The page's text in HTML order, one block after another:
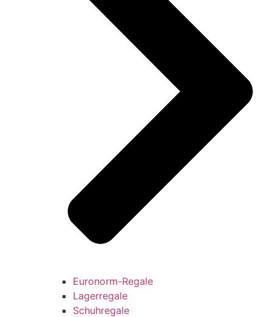
Euronorm-Regale
Lagerregale
Schuhregale